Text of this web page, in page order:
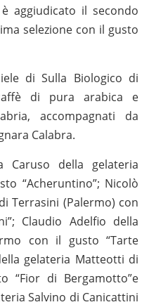
aggiudicato il secondo
selezione con il gusto
di Sulla Biologico di
di pura arabica e
accompagnati da
Calabra.
della gelateria
“Acheruntino”; Nicolò
Terrasini (Palermo) con
Claudio Adelfio della
con il gusto “Tarte
gelateria Matteotti di
“Fior di Bergamotto”e
Salvino di Canicattini